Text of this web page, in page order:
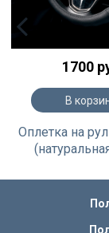
1700
В
Оплетка на